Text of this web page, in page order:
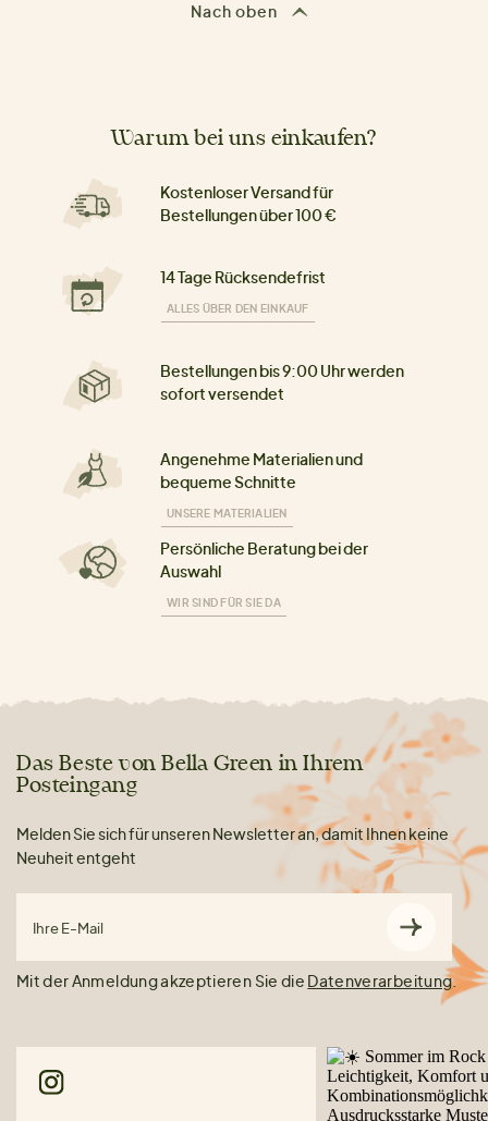
Nach oben
Warum bei uns einkaufen?
Kostenloser Versand für
Bestellungen über 100 €
14 Tage Rücksendefrist
ALLES ÜBER DEN EINKAUF
Bestellungen bis 9:00 Uhr werden
sofort versendet
Angenehme Materialien und
bequeme Schnitte
UNSERE MATERIALIEN
Persönliche Beratung bei der
Auswahl
WIR SIND FÜR SIE DA
Das Beste von Bella Green in Ihrem
Posteingang
Melden Sie sich für unseren Newsletter an, damit Ihnen keine
Neuheit entgeht
Ihre E-Mail
Mit der Anmeldung akzeptieren Sie die Datenverarbeitung.